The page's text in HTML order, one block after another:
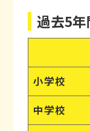
過去5
小学校
中学校